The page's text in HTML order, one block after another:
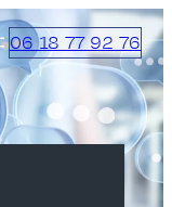
06 18 77 92 76